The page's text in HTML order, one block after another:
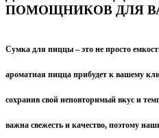
ПОМОЩНИКОВ ДЛЯ
Сумка для пиццы – это не просто
ароматная пицца прибудет к вашему
сохранив свой неповторимый вкус и
важна свежесть и качество, поэтому